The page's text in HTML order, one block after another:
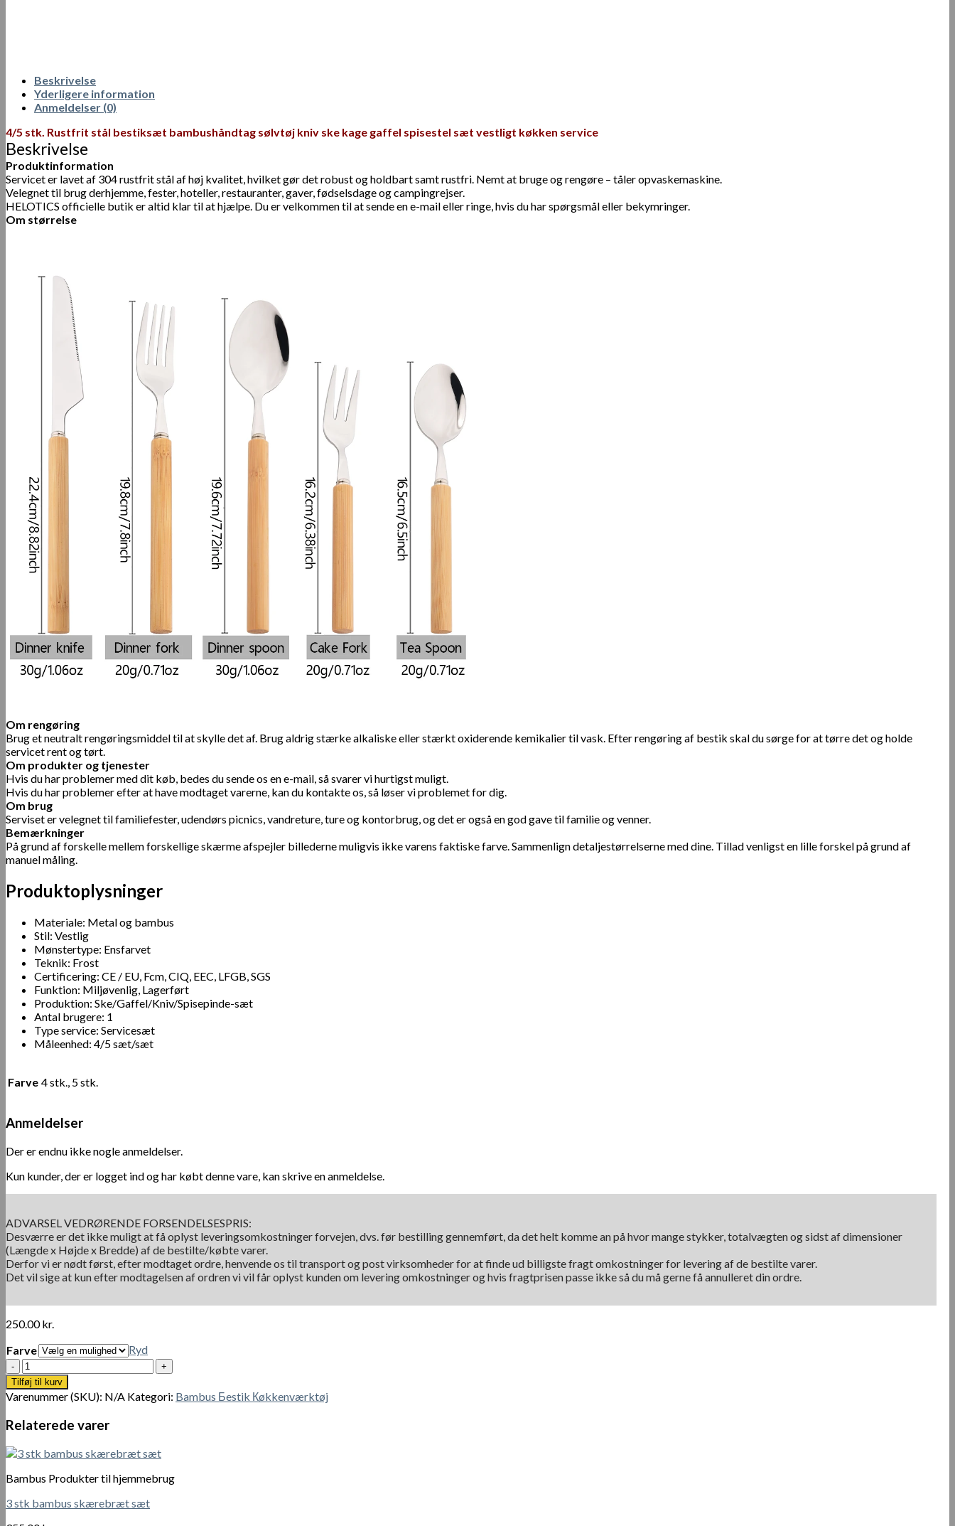
Beskrivelse
Yderligere information
Anmeldelser (0)
4/5 stk. Rustfrit stål bestiksæt bambushåndtag sølvtøj kniv ske kage gaffel spisestel sæt vestligt køkken service
Beskrivelse
Produktinformation
Servicet er lavet af 304 rustfrit stål af høj kvalitet, hvilket gør det robust og holdbart samt rustfri. Nemt at bruge og rengøre – tåler opvaskemaskine.
Velegnet til brug derhjemme, fester, hoteller, restauranter, gaver, fødselsdage og campingrejser.
HELOTICS officielle butik er altid klar til at hjælpe. Du er velkommen til at sende en e-mail eller ringe, hvis du har spørgsmål eller bekymringer.
Om størrelse
Om rengøring
Brug et neutralt rengøringsmiddel til at skylle det af. Brug aldrig stærke alkaliske eller stærkt oxiderende kemikalier til vask. Efter rengøring af bestik skal du sørge for at tørre det og holde
servicet rent og tørt.
Om produkter og tjenester
Hvis du har problemer med dit køb, bedes du sende os en e-mail, så svarer vi hurtigst muligt.
Hvis du har problemer efter at have modtaget varerne, kan du kontakte os, så løser vi problemet for dig.
Om brug
Serviset er velegnet til familiefester, udendørs picnics, vandreture, ture og kontorbrug, og det er også en god gave til familie og venner.
Bemærkninger
På grund af forskelle mellem forskellige skærme afspejler billederne muligvis ikke varens faktiske farve. Sammenlign detaljestørrelserne med dine. Tillad venligst en lille forskel på grund af
manuel måling.
Produktoplysninger
Materiale: Metal og bambus
Stil: Vestlig
Mønstertype: Ensfarvet
Teknik: Frost
Certificering: CE / EU, Fcm, CIQ, EEC, LFGB, SGS
Funktion: Miljøvenlig, Lagerført
Produktion: Ske/Gaffel/Kniv/Spisepinde-sæt
Antal brugere: 1
Type service: Servicesæt
Måleenhed: 4/5 sæt/sæt
Farve 4 stk., 5 stk.
Anmeldelser
Der er endnu ikke nogle anmeldelser.
Kun kunder, der er logget ind og har købt denne vare, kan skrive en anmeldelse.
ADVARSEL VEDRØRENDE FORSENDELSESPRIS:
Desværre er det ikke muligt at få oplyst leveringsomkostninger forvejen, dvs. før bestilling gennemført, da det helt komme an på hvor mange stykker, totalvægten og sidst af dimensioner
(Længde x Højde x Bredde) af de bestilte/købte varer.
Derfor vi er nødt først, efter modtaget ordre, henvende os til transport og post virksomheder for at finde ud billigste fragt omkostninger for levering af de bestilte varer.
Det vil sige at kun efter modtagelsen af ordren vi vil får oplyst kunden om levering omkostninger og hvis fragtprisen passe ikke så du må gerne få annulleret din ordre.
250.00kr.
Farve
Ryd
4/5
stk.
Rustfrit
stål
bestiksæt
bambushåndtag
Tilføj til kurv
Varenummer (SKU): N/A Kategori: Bambus Бestik Кøkkenværktøj
Relaterede varer
Bambus Produkter til hjemmebrug
3 stk bambus skærebræt sæt